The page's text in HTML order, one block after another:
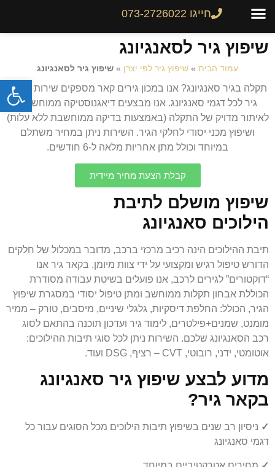
חייגו 073-2726022
שיפוץ גיר לסאנגיונג
עמוד הבית » שיפוץ גיר לפי יצרן » שיפוץ גיר לסאנגיונג
תקלה בגיר סאנגיונג? אנו במכון גירים קאר מספקים שירות שיפוץ
גיר לכל דגמי סאנגיונג. אנו מבצעים דיאגנוסטיקה ממוחשבת
לאיתור מדויק של התקלה (באמצעות בדיקה ממוחשבת ללא עלות)
ושיפוץ מכני יסודי לחלקי הגיר. השירות ניתן במחיר משתלם
במיוחד וכולל מתן אחריות מלאה ל-6 חודשים.
קבלת הצעת מחיר מיידית
שיפוץ מושלם לתיבת
הילוכים סאנגיונג
תיבת ההילוכים הינה רכיב מרכזי ברכב, מדובר במכלול של חלקים
הדורש טיפול רגיש ומקצועי על ידי צוות מיומן. בקאר גיר אנו
“דוקטורים” לגירים לרכב, אנו פועלים בשיטת עבודה מסודרת
הכוללת אבחון תקלות ממוחשב ומתן טיפול יסודי במסגרת שיפוץ
הגיר, הכולל: החלפת דיסקיות, גלגלי שיניים, מיסבים, טורק – ממיר
מומנט, שמנים+פילטרים, לימוד גיר ועדכון תוכנה בהתאם לסוג
רכב הסאנגיונג שלכם. השירות ניתן לכל סוגי תיבות ההילוכים:
אוטומטי, ידני, רובוטי, CVT – רציף, DSG ועוד.
מדוע לבצע שיפוץ גיר סאנגיונג
בקאר גיר?
✓ ניסיון רב שנים בשיפוץ תיבות הילוכים מכל הסוגים עבור כל
דגמי סאנגיונג